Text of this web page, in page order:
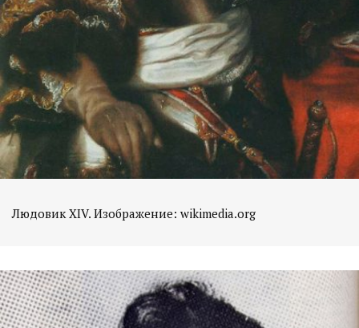
Людовик XIV. Изображение: wikimedia.org